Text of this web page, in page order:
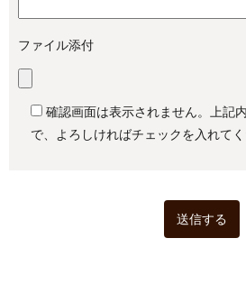
ファイル添付
確認画面は表示されません。上記
で、よろしければチェックを入れてく